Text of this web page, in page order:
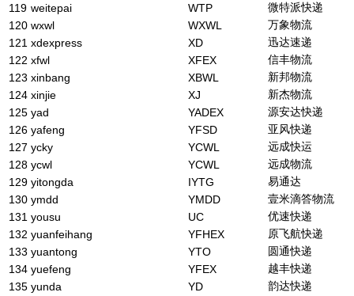
119 weitepai WTP
微特派快递
120 wxwl WXWL
万象物流
121 xdexpress XD
迅达速递
122 xfwl XFEX
信丰物流
123 xinbang XBWL
新邦物流
124 xinjie XJ
新杰物流
125 yad YADEX
源安达快递
126 yafeng YFSD
亚风快递
127 ycky YCWL
远成快运
128 ycwl YCWL
远成物流
129 yitongda IYTG
易通达
130 ymdd YMDD
壹米滴答物流
131 yousu UC
优速快递
132 yuanfeihang YFHEX
原飞航快递
133 yuantong YTO
圆通快递
134 yuefeng YFEX
越丰快递
135 yunda YD
韵达快递